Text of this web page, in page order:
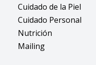
Cuidado de la Piel
Cuidado Personal
Nutrición
Mailing